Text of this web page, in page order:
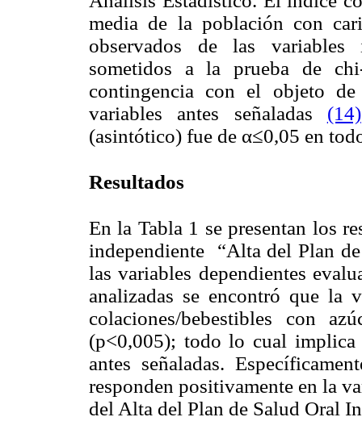
media de la población con
observados de las variables
sometidos a la prueba de
contingencia con el objeto
variables antes señaladas (14)
(asintótico) fue de α≤0,05 en
Resultados
En la Tabla 1 se presentan los
independiente “Alta del Plan
las variables dependientes
analizadas se encontró que la
colaciones/bebestibles con
(p<0,005); todo lo cual implica
antes señaladas.
responden positivamente en la
del Alta del Plan de Salud Oral